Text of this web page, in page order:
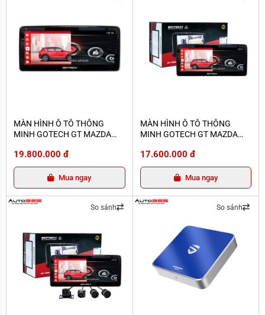
MÀN HÌNH Ô TÔ THÔNG
MINH GOTECH GT MAZDA
19.800.000 đ
Mua ngay
MÀN HÌNH Ô TÔ THÔNG
MINH GOTECH GT MAZDA
17.600.000 đ
Mua ngay
So sánh So sánh